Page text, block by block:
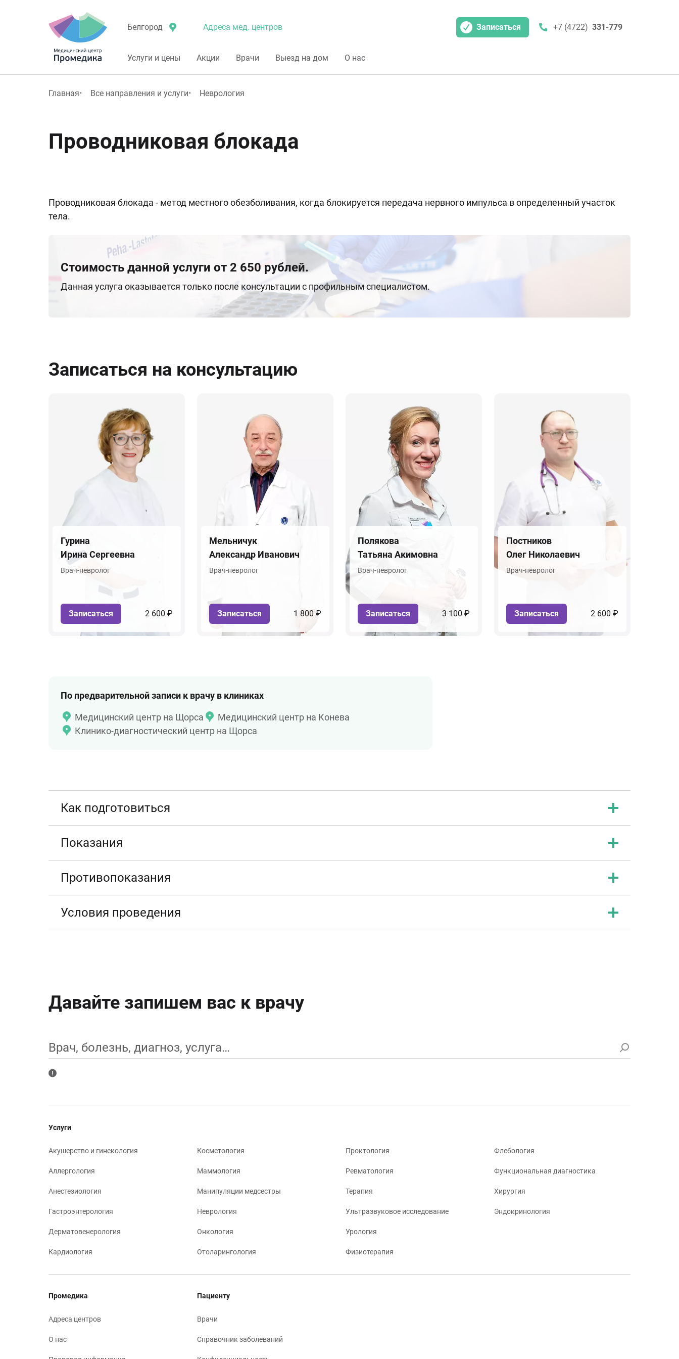
Белгород Адреса мед. центров Записаться +7 (4722) 331-779
Услуги и цены Акции Врачи Выезд на дом О нас
Главная Все направления и услуги Неврология
Проводниковая блокада
Проводниковая блокада - метод местного обезболивания, когда блокируется передача нервного импульса в определенный участок
тела.
Стоимость данной услуги от 2 650 рублей.
Данная услуга оказывается только после консультации с профильным специалистом.
Записаться на консультацию
Гурина
Ирина Сергеевна
Врач-невролог
Записаться 2 600 ₽
Мельничук
Александр Иванович
Врач-невролог
Записаться 1 800 ₽
Полякова
Татьяна Акимовна
Врач-невролог
Записаться 3 100 ₽
Постников
Олег Николаевич
Врач-невролог
Записаться 2 600 ₽
По предварительной записи к врачу в клиниках
Медицинский центр на Щорса
Медицинский центр на Конева
Клинико-диагностический центр на Щорса
Как подготовиться
Показания
Противопоказания
Условия проведения
Давайте запишем вас к врачу
Врач, болезнь, диагноз, услуга…
Услуги
Акушерство и гинекология
Аллергология
Анестезиология
Гастроэнтерология
Дерматовенерология
Кардиология
Косметология
Маммология
Манипуляции медсестры
Неврология
Онкология
Отоларингология
Проктология
Ревматология
Терапия
Ультразвуковое исследование
Урология
Физиотерапия
Флебология
Функциональная диагностика
Хирургия
Эндокринология
Промедика
Адреса центров
О нас
Пациенту
Врачи
Справочник заболеваний